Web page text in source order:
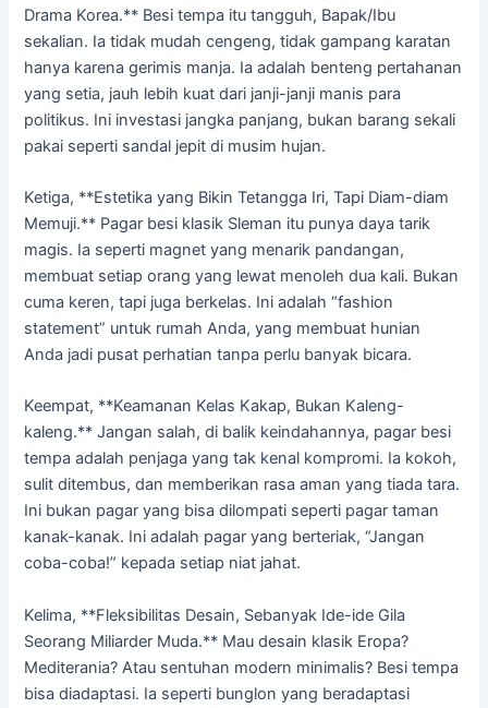
Drama Korea.** Besi tempa itu tangguh, Bapak/Ibu
sekalian. Ia tidak mudah cengeng, tidak gampang karatan
hanya karena gerimis manja. Ia adalah benteng pertahanan
yang setia, jauh lebih kuat dari janji-janji manis para
politikus. Ini investasi jangka panjang, bukan barang sekali
pakai seperti sandal jepit di musim hujan.
Ketiga, **Estetika yang Bikin Tetangga Iri, Tapi Diam-diam
Memuji.** Pagar besi klasik Sleman itu punya daya tarik
magis. Ia seperti magnet yang menarik pandangan,
membuat setiap orang yang lewat menoleh dua kali. Bukan
cuma keren, tapi juga berkelas. Ini adalah “fashion
statement” untuk rumah Anda, yang membuat hunian
Anda jadi pusat perhatian tanpa perlu banyak bicara.
Keempat, **Keamanan Kelas Kakap, Bukan Kaleng-
kaleng.** Jangan salah, di balik keindahannya, pagar besi
tempa adalah penjaga yang tak kenal kompromi. Ia kokoh,
sulit ditembus, dan memberikan rasa aman yang tiada tara.
Ini bukan pagar yang bisa dilompati seperti pagar taman
kanak-kanak. Ini adalah pagar yang berteriak, “Jangan
coba-coba!” kepada setiap niat jahat.
Kelima, **Fleksibilitas Desain, Sebanyak Ide-ide Gila
Seorang Miliarder Muda.** Mau desain klasik Eropa?
Mediterania? Atau sentuhan modern minimalis? Besi tempa
bisa diadaptasi. Ia seperti bunglon yang beradaptasi